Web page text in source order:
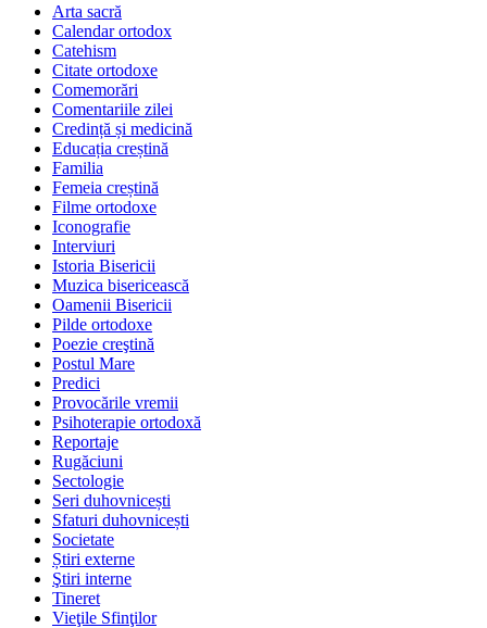
Arta sacră
Calendar ortodox
Catehism
Citate ortodoxe
Comemorări
Comentariile zilei
Credință și medicină
Educația creștină
Familia
Femeia creștină
Filme ortodoxe
Iconografie
Interviuri
Istoria Bisericii
Muzica bisericească
Oamenii Bisericii
Pilde ortodoxe
Poezie creştină
Postul Mare
Predici
Provocările vremii
Psihoterapie ortodoxă
Reportaje
Rugăciuni
Sectologie
Seri duhovnicești
Sfaturi duhovnicești
Societate
Știri externe
Ştiri interne
Tineret
Vieţile Sfinţilor